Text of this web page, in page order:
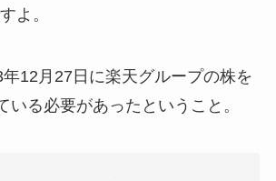
よ。
12月27日に楽天グループの株を
いる必要があったということ。